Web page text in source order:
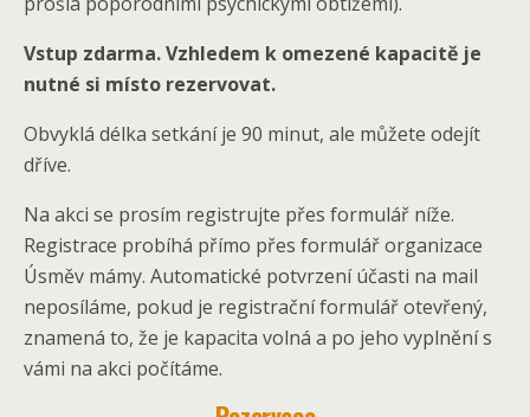
Vstup zdarma. Vzhledem k omezené kapacitě je
nutné si místo rezervovat.
Obvyklá délka setkání je 90 minut, ale můžete odejít
dříve.
Na akci se prosím registrujte přes formulář níže.
Registrace probíhá přímo přes formulář organizace
Úsměv mámy. Automatické potvrzení účasti na mail
neposíláme, pokud je registrační formulář otevřený,
znamená to, že je kapacita volná a po jeho vyplnění s
vámi na akci počítáme.